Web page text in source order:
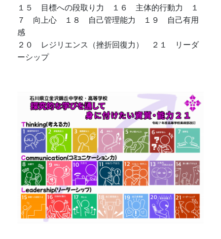
１５ 目標への段取り力 １６ 主体的行動力 １
７ 向上心 １８ 自己管理能力 １９ 自己有用
感
２０ レジリエンス（挫折回復力） ２１ リーダ
ーシップ